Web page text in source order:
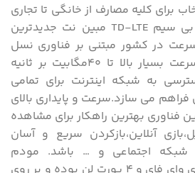
برای کلیه مصارف از خانگی تا تجاری
میباشد.خدمات اینترنت بی سیم TD-LTE مبین نت جدیدترین
در کشور مبتنی بر فناوری نسل
4.5 ثابت است که با سرعت بسیار بالا تا 40مگابیت بر ثانیه
به شبکه اینترنت برای تمامی
فراهم می سازد.سرعت و پایداری بالای
فناوری بهترین راهکار برای مشاهده
آنلاین،بازکردن سریع و آسان
شبکه اجتماعی و … باشد. مودم